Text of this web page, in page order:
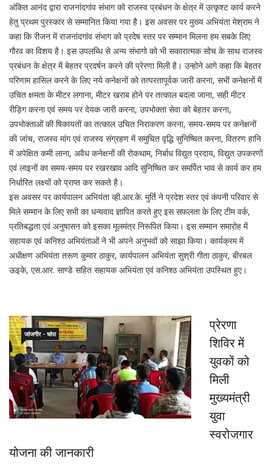
अंकित आनंद द्वारा राजनांदगांव संभाग को राजस्व प्रबंधन के क्षेत्र में उत्कृश्ट कार्य करने
हेतु प्रथम पुरस्कार से सम्मानित किया गया है। इस अवसर पर मुख्य अभियंता मेश्राम ने
कहा कि रीजन में राजनांदगांव संभाग को प्रदेष स्तर पर सम्मान मिलना हम सबके लिए
गौरव का विशय है। इस उपलब्धि से अन्य संभागो को भी सकारात्मक सोच के साथ राजस्व
प्रबंधन के क्षेत्र में बेहतर प्रदर्षन करने की प्रेरणा मिली है। उन्होने आगे कहा कि बेहतर
परिणाम हासिल करने के लिए नये कनेक्षनों को तत्परतापूर्वक जारी करना, सभी कनेक्षनों में
उचित क्षमता के मीटर लगाना, मीटर खराब होने पर तत्काल बदला जाना, सही मीटर
रीड़िग करना एवं समय पर देयक जारी करना, उपभोक्ता सेवा को बेहतर करना,
उपभोक्ताओं की षिकायतों का तत्काल उचित निराकरण करना, समय-समय पर कनेक्षनों
की जांच, राजस्व मांग एवं राजस्व संग्रहण में समुचित वृद्धि सुनिष्चित करना, वितरण हानि
में अपेक्षित कमी लाना, अवैध कनेक्षनों की रोकथाम, निर्बाध विद्युत प्रदाय, विद्युत उपकरणों
एवं लाइनों का समय-समय पर रखरखाव आदि सुनिष्चित कर समर्पित भाव से कार्य कर हम
निर्धारित लक्ष्यों को प्राप्त कर सकते है।
इस अवसर पर कार्यपालन अभियंता व्ही.आर.के. मुर्ति ने प्रदेश स्तर एवं कंपनी परिवार से
मिले सम्मान के लिए सभी का धन्यवाद ज्ञापित करते हुए इस सफलता के लिए टीम वर्क,
प्रतिबद्धता एवं अनुषासन को इसका मूलमंत्र निरूपित किया। इस सम्मान समारोह में
सहायक एवं कनिश्ठ अभियंताओं ने भी अपने अनुभवों को साझा किया। कार्यक्रम में
अधीक्षण अभियंता तरूण कुमार ठाकुर, कार्यपालन अभियंता सुश्री गीता ठाकुर, बीरबल
ऊइके, एस.आर. साण्डे सहित सहायक अभियंता एवं कनिश्ठ अभियंता उपस्थित हुए।
जांजगीर - चांपा
प्रेरणा
शिविर में
युवकों को
मिली
मुख्यमंत्री
युवा
स्वरोजगार
योजना की जानकारी